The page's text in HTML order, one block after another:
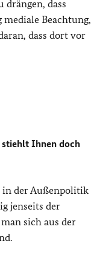
dass
Beachtung,
dass dort vor
stiehlt Ihnen doch
in der Außenpolitik
jenseits der
sich aus der